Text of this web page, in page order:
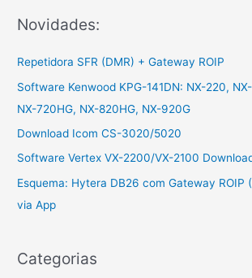
Novidades:
Repetidora SFR (DMR) + Gateway ROIP
Software Kenwood KPG-141DN: NX-220,
NX-720HG, NX-820HG, NX-920G
Download Icom CS-3020/5020
Software Vertex VX-2200/VX-2100
Esquema: Hytera DB26 com Gateway ROIP
via App
Categorias